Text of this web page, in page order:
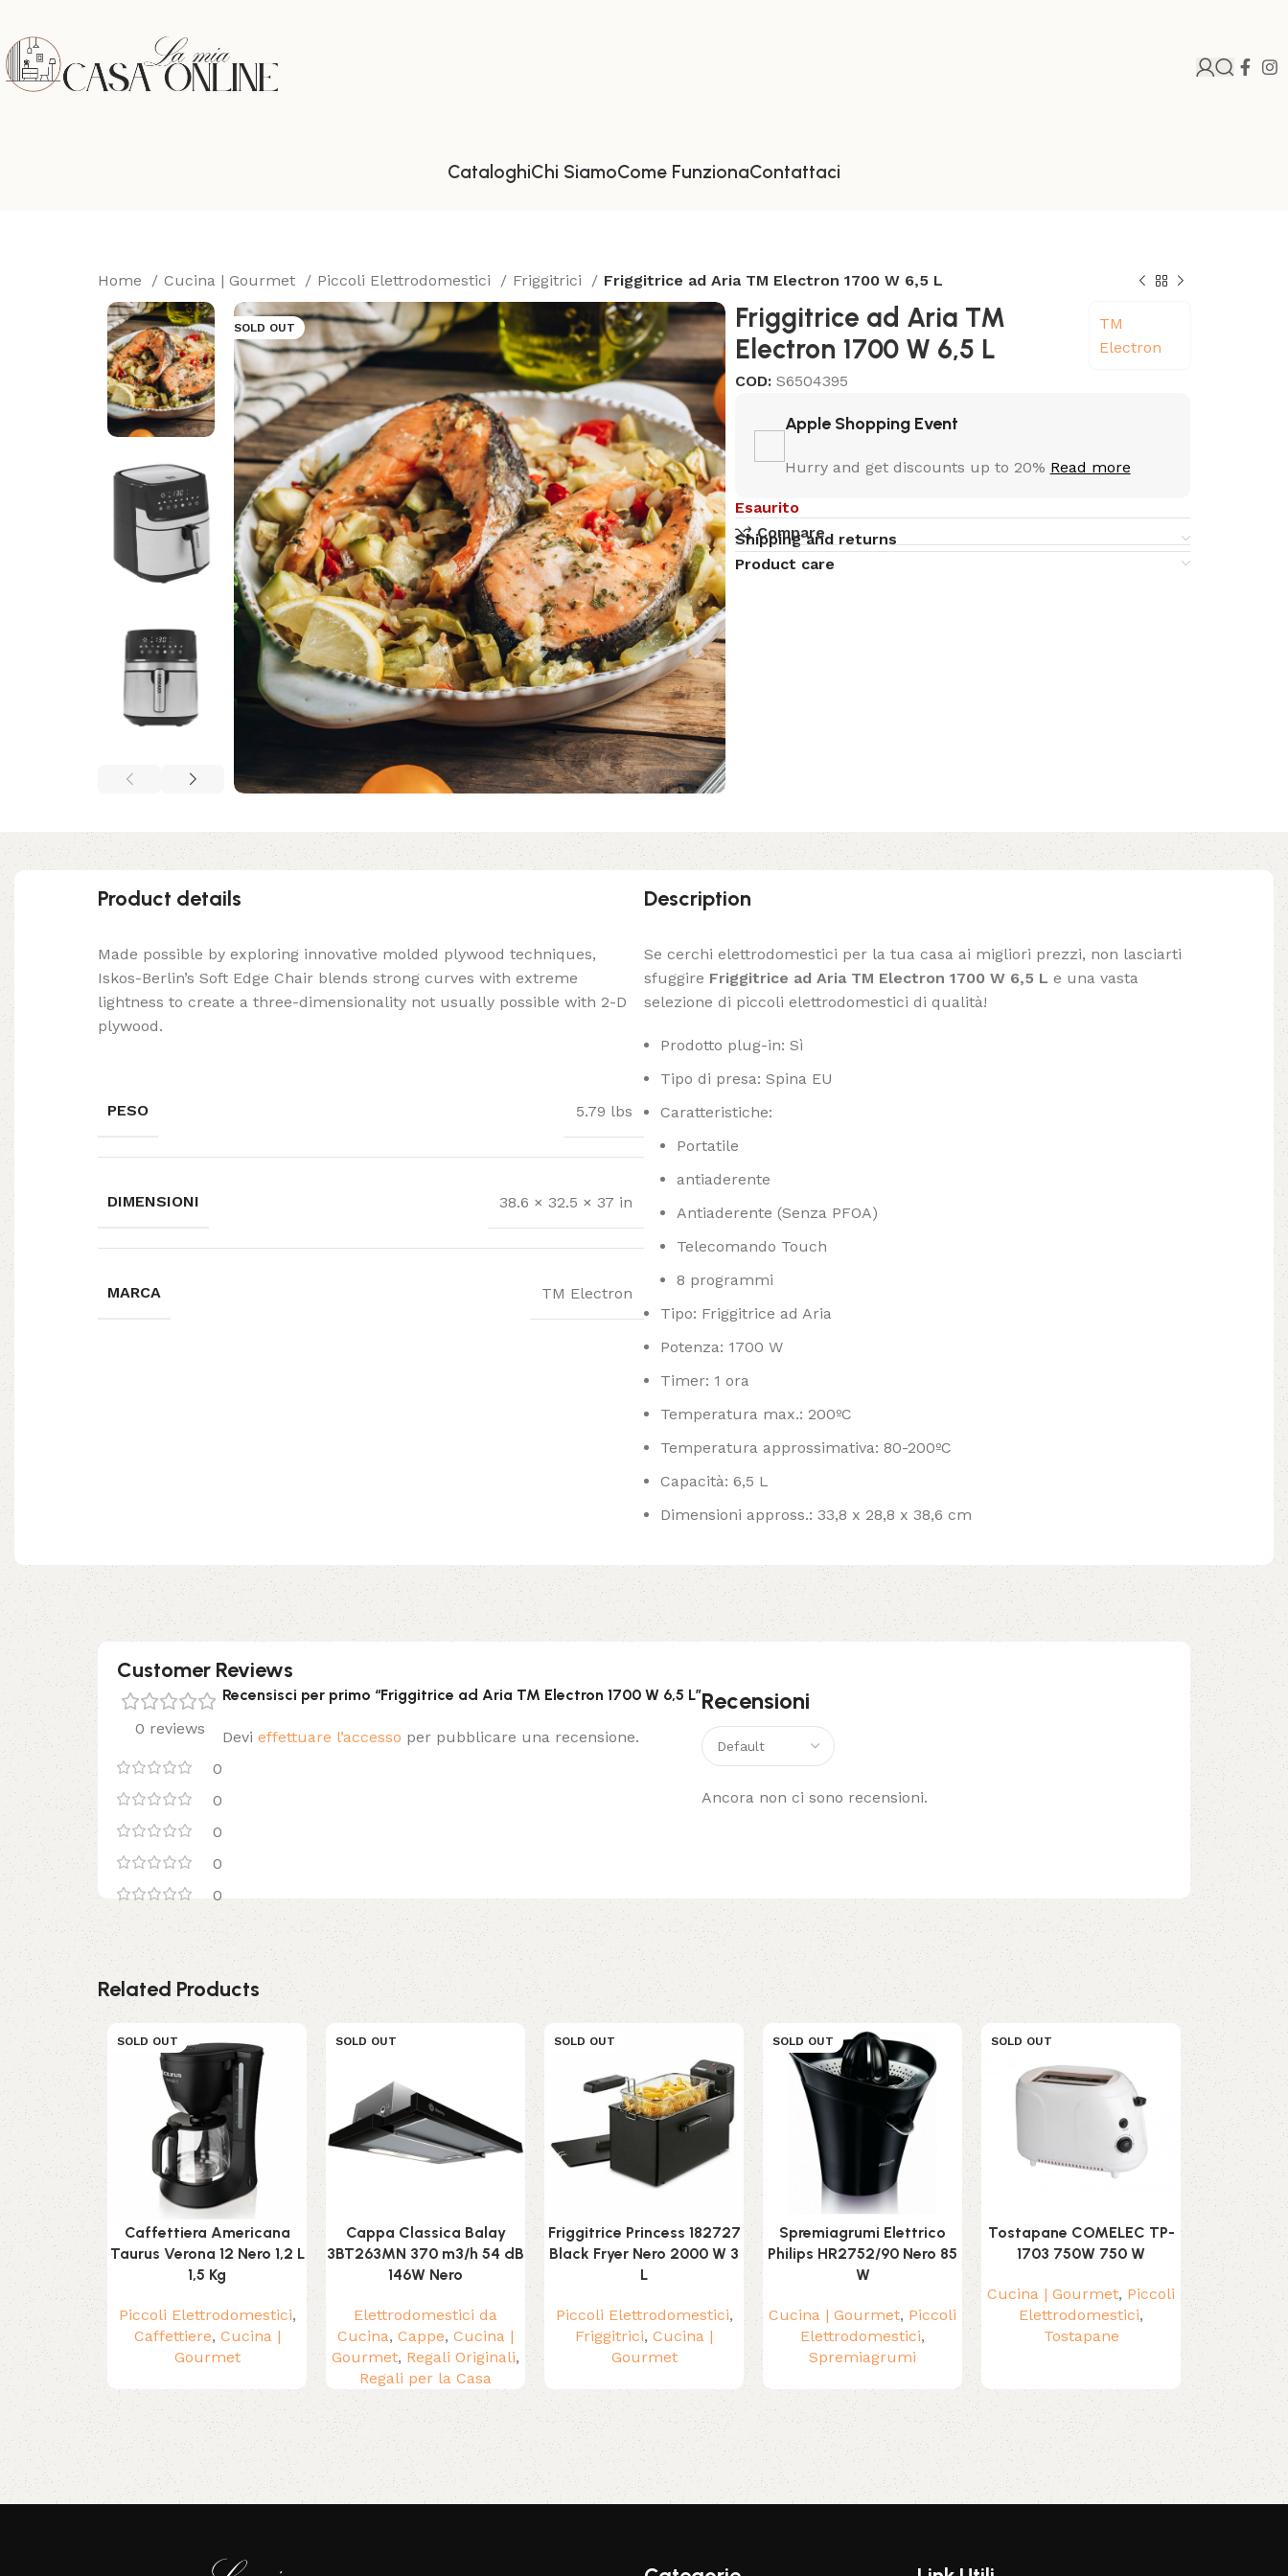
CataloghiChi SiamoCome FunzionaContattaci
Home Cucina | Gourmet Piccoli Elettrodomestici Friggitrici Friggitrice ad Aria TM Electron 1700 W 6,5 L
SOLD OUT
Friggitrice ad Aria TM
Electron 1700 W 6,5 L
TM
Electron
COD: S6504395
Apple Shopping Event
Hurry and get discounts up to 20% Read more
Esaurito
Compare
Shipping and returns
Product care
Product details
Made possible by exploring innovative molded plywood techniques,
Iskos-Berlin’s Soft Edge Chair blends strong curves with extreme
lightness to create a three-dimensionality not usually possible with 2-D
plywood.
PESO 5.79 lbs
DIMENSIONI 38.6 × 32.5 × 37 in
MARCA TM Electron
Description
Se cerchi elettrodomestici per la tua casa ai migliori prezzi, non lasciarti
sfuggire Friggitrice ad Aria TM Electron 1700 W 6,5 L e una vasta
selezione di piccoli elettrodomestici di qualità!
Prodotto plug-in: Sì
Tipo di presa: Spina EU
Caratteristiche:
Portatile
antiaderente
Antiaderente (Senza PFOA)
Telecomando Touch
8 programmi
Tipo: Friggitrice ad Aria
Potenza: 1700 W
Timer: 1 ora
Temperatura max.: 200ºC
Temperatura approssimativa: 80-200ºC
Capacità: 6,5 L
Dimensioni appross.: 33,8 x 28,8 x 38,6 cm
Customer Reviews
0 reviews
0
0
0
0
0
Recensioni
Ancora non ci sono recensioni.
Recensisci per primo “Friggitrice ad Aria TM Electron 1700 W 6,5 L”
Devi effettuare l’accesso per pubblicare una recensione.
Related Products
SOLD OUT
Caffettiera Americana
Taurus Verona 12 Nero 1,2 L
1,5 Kg
Piccoli Elettrodomestici,
Caffettiere, Cucina |
Gourmet
SOLD OUT
Cappa Classica Balay
3BT263MN 370 m3/h 54 dB
146W Nero
Elettrodomestici da
Cucina, Cappe, Cucina |
Gourmet, Regali Originali,
Regali per la Casa
SOLD OUT
Friggitrice Princess 182727
Black Fryer Nero 2000 W 3
L
Piccoli Elettrodomestici,
Friggitrici, Cucina |
Gourmet
SOLD OUT
Spremiagrumi Elettrico
Philips HR2752/90 Nero 85
W
Cucina | Gourmet, Piccoli
Elettrodomestici,
Spremiagrumi
SOLD OUT
Tostapane COMELEC TP-
1703 750W 750 W
Cucina | Gourmet, Piccoli
Elettrodomestici,
Tostapane
SOLD OUT
Tritatutto
Acciaio
Cucina |
Read More